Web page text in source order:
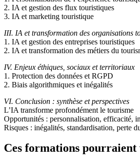
2. IA et gestion des flux touristiques
3. IA et marketing touristique
III. IA et transformation des organisations
1. IA et gestion des entreprises touristiques
2. IA et transformation des métiers du
IV. Enjeux éthiques, sociaux et territoriaux
1. Protection des données et RGPD
2. Biais algorithmiques et inégalités
VI. Conclusion : synthèse et perspectives
L’IA transforme profondément le tourisme
Opportunités : personnalisation, efficacité,
Risques : inégalités, standardisation, perte
Ces formations pourraient